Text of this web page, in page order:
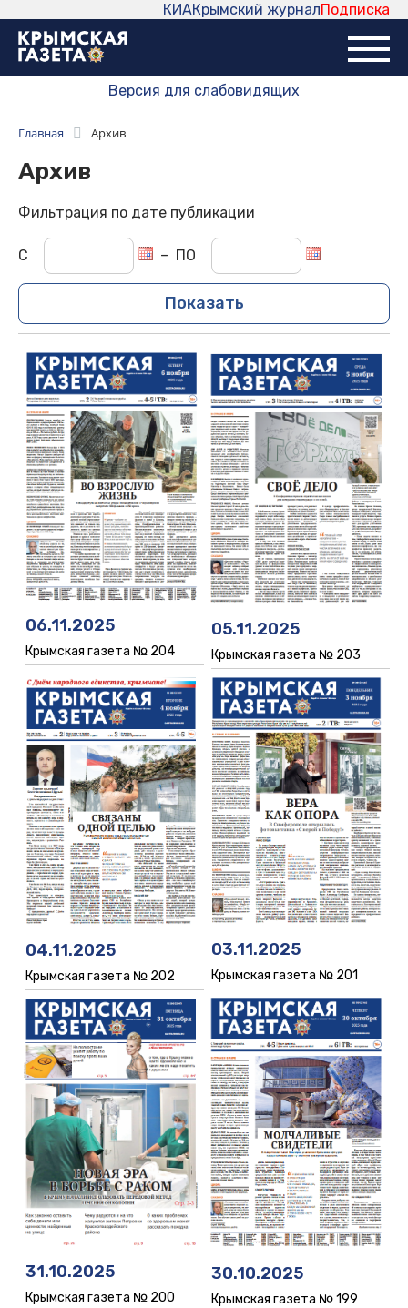
Подписка
Крымский журнал
КИА
Версия для слабовидящих
Главная Архив
Архив
Фильтрация по дате публикации
С – ПО
Показать
06.11.2025
Крымская газета № 204
05.11.2025
Крымская газета № 203
04.11.2025
Крымская газета № 202
03.11.2025
Крымская газета № 201
31.10.2025
Крымская газета № 200
30.10.2025
Крымская газета № 199